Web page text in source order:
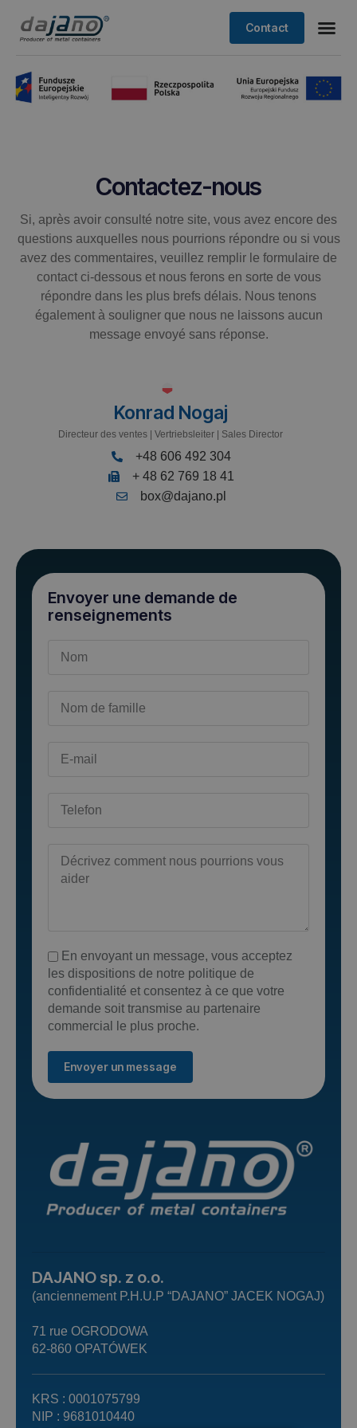
Contact
Contactez-nous
Si, après avoir consulté notre site, vous avez encore des
questions auxquelles nous pourrions répondre ou si vous
avez des commentaires, veuillez remplir le formulaire de
contact ci-dessous et nous ferons en sorte de vous
répondre dans les plus brefs délais. Nous tenons
également à souligner que nous ne laissons aucun
message envoyé sans réponse.
Konrad Nogaj
Directeur des ventes | Vertriebsleiter | Sales Director
+48 606 492 304
+ 48 62 769 18 41
box@dajano.pl
Envoyer une demande de
renseignements
En envoyant un message, vous acceptez
les dispositions de notre politique de
confidentialité et consentez à ce que votre
demande soit transmise au partenaire
commercial le plus proche.
Envoyer un message
DAJANO sp. z o.o.
(anciennement P.H.U.P “DAJANO” JACEK NOGAJ)
71 rue OGRODOWA
62-860 OPATÓWEK
KRS : 0001075799
NIP : 9681010440